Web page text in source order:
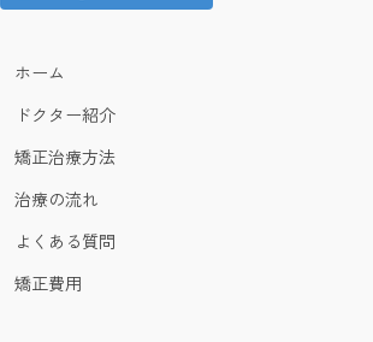
ホーム
ドクター紹介
矯正治療方法
治療の流れ
よくある質問
矯正費用